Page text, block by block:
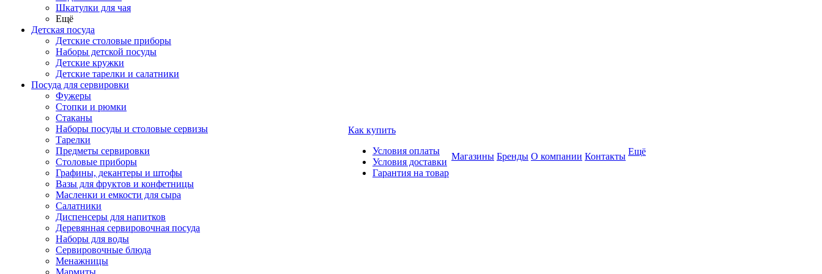
Шкатулки для чая
Ещё
Детская посуда
Детские столовые приборы
Наборы детской посуды
Детские кружки
Детские тарелки и салатники
Посуда для сервировки
Фужеры
Стопки и рюмки
Стаканы
Наборы посуды и столовые сервизы
Тарелки
Предметы сервировки
Столовые приборы
Графины, декантеры и штофы
Вазы для фруктов и конфетницы
Масленки и емкости для сыра
Салатники
Диспенсеры для напитков
Деревянная сервировочная посуда
Наборы для воды
Сервировочные блюда
Менажницы
Мармиты
Как купить
Условия оплаты
Условия доставки
Гарантия на товар
Магазины Бренды О компании Контакты Ещё